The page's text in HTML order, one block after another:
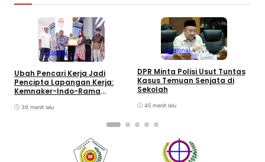
Nasional
Ubah Pencari Kerja Jadi
Pencipta Lapangan Kerja:
Kemnaker-Indo-Rama
39 menit lalu
Nasional
DPR Minta Polisi Usut Tuntas
Kasus Temuan Senjata di
Sekolah
45 menit lalu